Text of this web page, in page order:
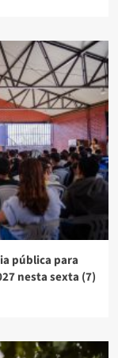
pública para
nesta sexta (7)